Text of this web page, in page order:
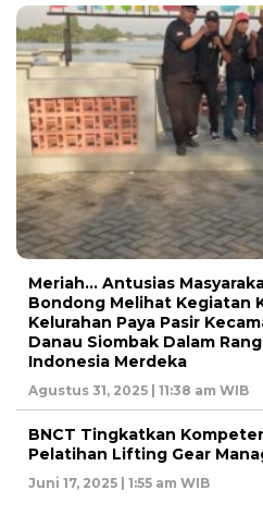
Meriah… Antusias
Bondong Melihat Kegiatan
Kelurahan Paya Pasir
Danau Siombak Dalam
Indonesia Merdeka
Agustus 31, 2025 | 11:38 am WIB
BNCT Tingkatkan
Pelatihan Lifting Gear
Juni 17, 2025 | 1:55 am WIB